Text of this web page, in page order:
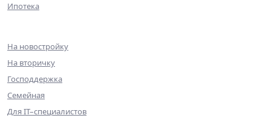
Ипотека
На новостройку
На вторичку
Господдержка
Семейная
Для IT–специалистов